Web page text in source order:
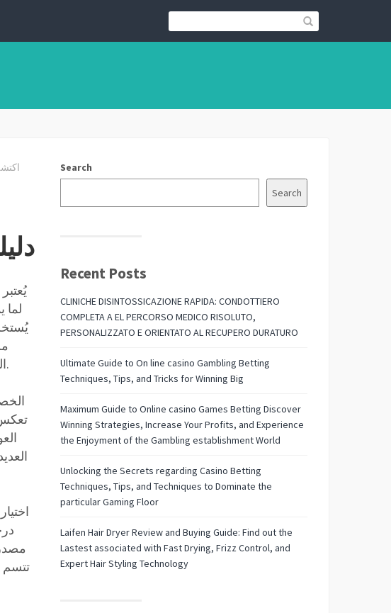
لما
المقال، سنأخذك في رحلة استكشافية لعالم زيت العود وأهميته الفريدة في عالم العطور والجمال.
تعكس
تتسم
Search
Search
Recent Posts
CLINICHE DISINTOSSICAZIONE RAPIDA: CONDOTTIERO
COMPLETA A EL PERCORSO MEDICO RISOLUTO,
PERSONALIZZATO E ORIENTATO AL RECUPERO DURATURO
Ultimate Guide to On line casino Gambling Betting
Techniques, Tips, and Tricks for Winning Big
Maximum Guide to Online casino Games Betting Discover
Winning Strategies, Increase Your Profits, and Experience
the Enjoyment of the Gambling establishment World
Unlocking the Secrets regarding Casino Betting
Techniques, Tips, and Techniques to Dominate the
particular Gaming Floor
Laifen Hair Dryer Review and Buying Guide: Find out the
Lastest associated with Fast Drying, Frizz Control, and
Expert Hair Styling Technology